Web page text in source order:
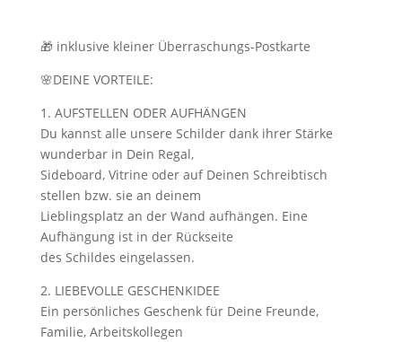
🎁 inklusive kleiner Überraschungs-Postkarte
🌸DEINE VORTEILE:
1. AUFSTELLEN ODER AUFHÄNGEN
Du kannst alle unsere Schilder dank ihrer Stärke
wunderbar in Dein Regal,
Sideboard, Vitrine oder auf Deinen Schreibtisch
stellen bzw. sie an deinem
Lieblingsplatz an der Wand aufhängen. Eine
Aufhängung ist in der Rückseite
des Schildes eingelassen.
2. LIEBEVOLLE GESCHENKIDEE
Ein persönliches Geschenk für Deine Freunde,
Familie, Arbeitskollegen